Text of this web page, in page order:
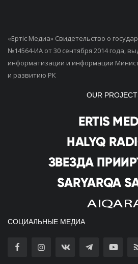
«Ертiс Медиа» Свидетельство о
№14564-ИА от 30 сентября 2014 года,
информатизации и информации
и развитию РК
OUR
СОЦИАЛЬНЫЕ МЕДИА